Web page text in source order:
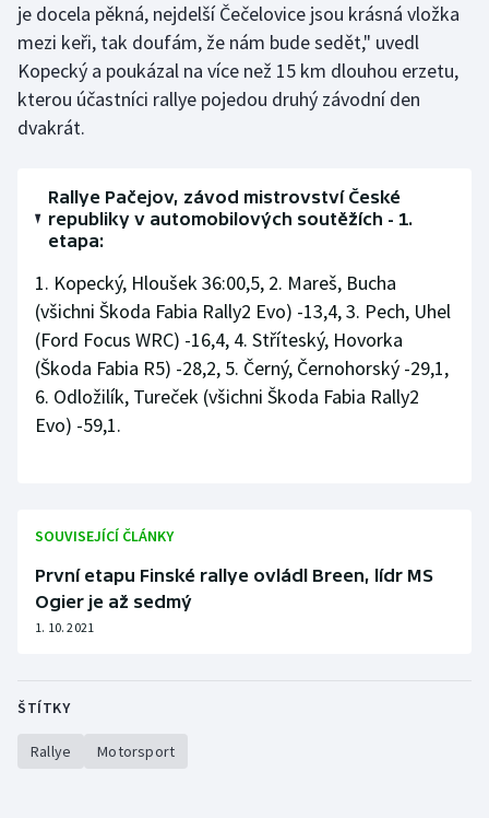
Rychlostní kanoistika
Short track
Stolní tenis
Triatlon
Veslování
Vodní slalom
Volejbal
je docela pěkná, nejdelší Čečelovice jsou krásná vložka
mezi keři, tak doufám, že nám bude sedět," uvedl
Kopecký a poukázal na více než 15 km dlouhou erzetu,
kterou účastníci rallye pojedou druhý závodní den
dvakrát.
Rallye Pačejov, závod mistrovství České
republiky v automobilových soutěžích - 1.
etapa:
1. Kopecký, Hloušek 36:00,5, 2. Mareš, Bucha
(všichni Škoda Fabia Rally2 Evo) -13,4, 3. Pech, Uhel
(Ford Focus WRC) -16,4, 4. Stříteský, Hovorka
(Škoda Fabia R5) -28,2, 5. Černý, Černohorský -29,1,
6. Odložilík, Tureček (všichni Škoda Fabia Rally2
Evo) -59,1.
SOUVISEJÍCÍ ČLÁNKY
První etapu Finské rallye ovládl Breen, lídr MS
Ogier je až sedmý
1. 10. 2021
ŠTÍTKY
Rallye Motorsport